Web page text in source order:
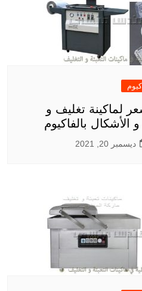
لماكينة تغليف و
الأشكال بالفاكيوم
ديسمبر 20, 2021